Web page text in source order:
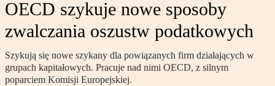
OECD szykuje nowe sposoby
zwalczania oszustw podatkowych
Szykują się nowe szykany dla powiązanych firm działających w
grupach kapitałowych. Pracuje nad nimi OECD, z silnym
poparciem Komisji Europejskiej.